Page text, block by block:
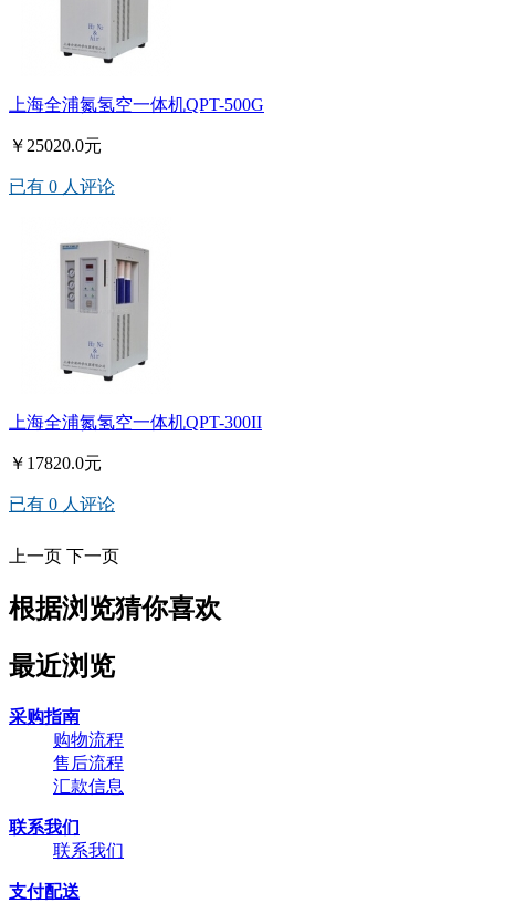
上海全浦氮氢空一体机QPT-500G
￥25020.0元
已有 0 人评论
上海全浦氮氢空一体机QPT-300II
￥17820.0元
已有 0 人评论
上一页 下一页
根据浏览猜你喜欢
最近浏览
采购指南
购物流程
售后流程
汇款信息
联系我们
联系我们
支付配送